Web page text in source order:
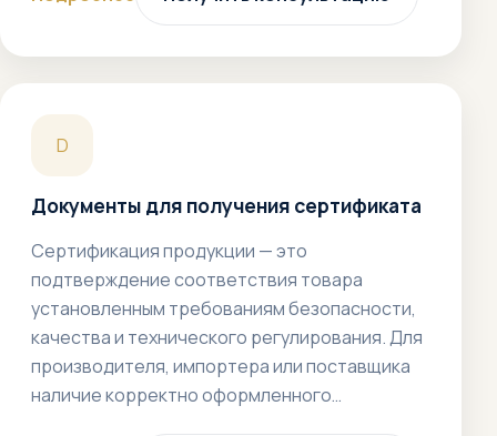
D
Документы для получения сертификата
Сертификация продукции — это
подтверждение соответствия товара
установленным требованиям безопасности,
качества и технического регулирования. Для
производителя, импортера или поставщика
наличие корректно оформленного…